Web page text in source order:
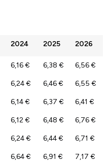
2024 2025 2026
6,16 € 6,38 € 6,56 €
6,24 € 6,46 € 6,55 €
6,14 € 6,37 € 6,41 €
6,12 € 6,48 € 6,76 €
6,24 € 6,44 € 6,71 €
6,64 € 6,91 € 7,17 €